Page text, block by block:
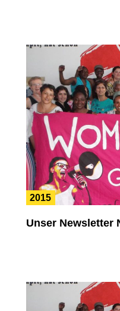
2015
Unser Newsletter